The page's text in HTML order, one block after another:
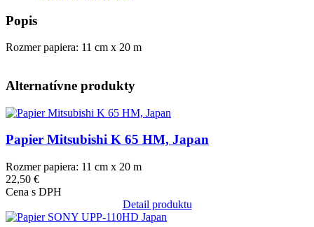
Popis
Rozmer papiera: 11 cm x 20 m
Alternatívne produkty
Obrázok
Papier Mitsubishi K 65 HM, Japan
Rozmer papiera: 11 cm x 20 m
22,50 €
Cena s DPH
Detail produktu
Obrázok